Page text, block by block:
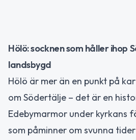
Hölö: socknen som håller ihop
landsbygd
Hölö är mer än en punkt på
om Södertälje – det är en
Edebymarmor under kyrkans
som påminner om svunna